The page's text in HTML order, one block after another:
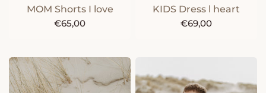
MOM Shorts I love
€65,00
KIDS Dress l heart
€69,00